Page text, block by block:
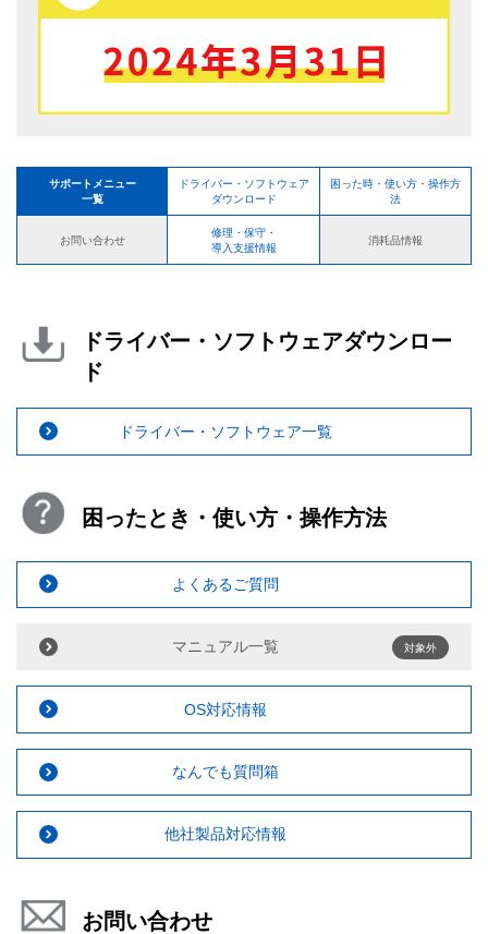
サポートメニュー
一覧
ドライバー・ソフトウェア
ダウンロード
困った時・使い方・操作方
法
お問い合わせ
修理・保守・
導入支援情報
消耗品情報
ドライバー・ソフトウェアダウンロー
ド
ドライバー・ソフトウェア一覧
困ったとき・使い方・操作方法
よくあるご質問
マニュアル一覧 対象外
OS対応情報
なんでも質問箱
他社製品対応情報
お問い合わせ